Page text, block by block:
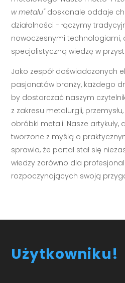
w metalu"doskonale oddaje
działalności - łączymy
nowoczesnymi technologiami,
specjalistyczną wiedzę w
Jako zespół doświadczonych
pasjonatów branży, każdego
by dostarczać naszym
z zakresu metalurgii,
obróbki metali. Nasze artykuły,
tworzone z myślą o
sprawia, że portal stał się
wiedzy zarówno dla
rozpoczynających swoją
Użytkowniku!